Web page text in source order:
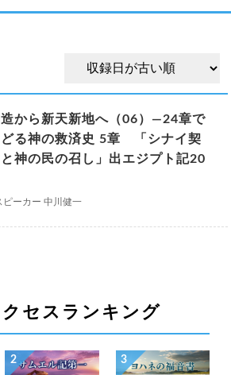
から新天新地へ（06）―24章で
どる神の救済史 5章 「シナイ契
神の民の召し」出エジプト記20
ピーカー 中川健一
セスランキング
2 3